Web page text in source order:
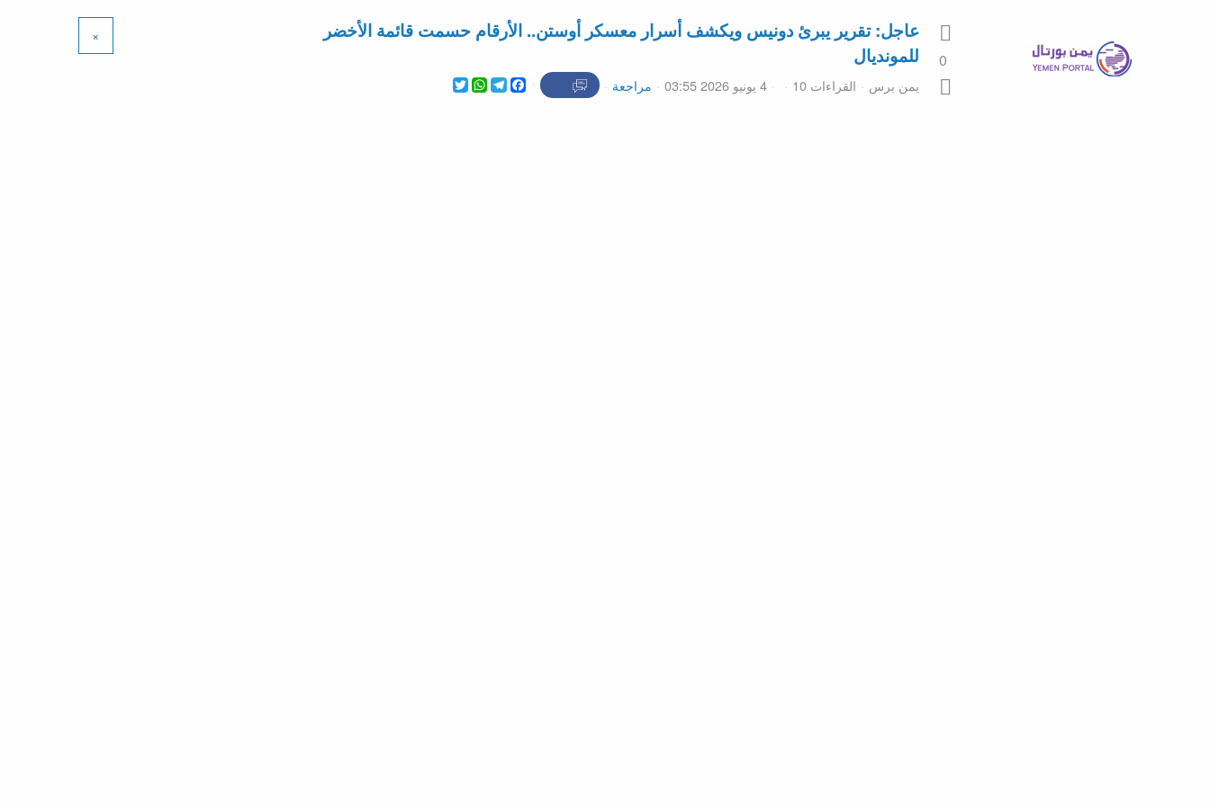
0
عاجل: تقرير يبرئ دونيس ويكشف أسرار معسكر أوستن.. الأرقام حسمت قائمة الأخضر
للمونديال
يمن برس القراءات 10 4 يونيو 2026 03:55 مراجعة Twitter
WhatsApp
Telegram
Facebook
×